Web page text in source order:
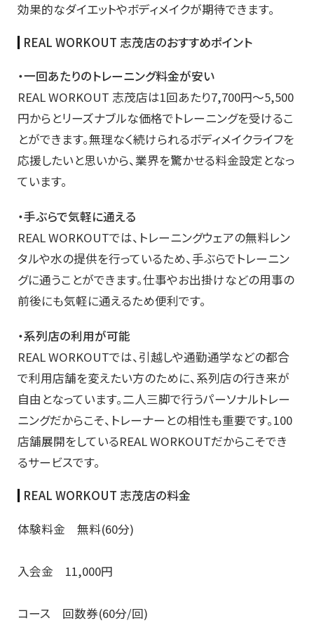
効果的なダイエットやボディメイクが期待できます。
REAL WORKOUT 志茂店のおすすめポイント
・一回あたりのトレーニング料金が安い
REAL WORKOUT 志茂店は1回あたり7,700円～5,500
円からとリーズナブルな価格でトレーニングを受けるこ
とができます。無理なく続けられるボディメイクライフを
応援したいと思いから、業界を驚かせる料金設定となっ
ています。
・手ぶらで気軽に通える
REAL WORKOUTでは、トレーニングウェアの無料レン
タルや水の提供を行っているため、手ぶらでトレーニン
グに通うことができます。仕事やお出掛けなどの用事の
前後にも気軽に通えるため便利です。
・系列店の利用が可能
REAL WORKOUTでは、引越しや通勤通学などの都合
で利用店舗を変えたい方のために、系列店の行き来が
自由となっています。二人三脚で行うパーソナルトレー
ニングだからこそ、トレーナーとの相性も重要です。100
店舗展開をしているREAL WORKOUTだからこそでき
るサービスです。
REAL WORKOUT 志茂店の料金
体験料金 無料(60分)
入会金 11,000円
コース 回数券(60分/回)